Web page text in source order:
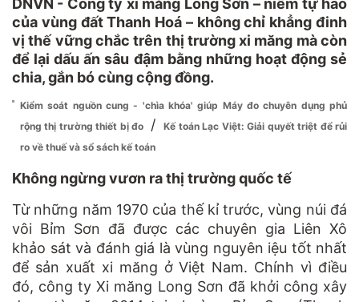
của vùng đất Thanh Hoá – không chỉ khẳng đinh
vị thế vững chắc trên thị trường xi măng mà còn
để lại dấu ấn sâu đậm bằng những hoạt động sẻ
chia, gắn bó cùng cộng đồng.
Kiểm soát nguồn cung - 'chìa khóa' giúp Máy đo chuyên dụng phủ
rộng thị trường thiết bị đo
/
Kế toán Lạc Việt: Giải quyết triệt để rủi
ro về thuế và sổ sách kế toán
Không ngừng vươn ra thị trường quốc tế
Từ những năm 1970 của thế kỉ trước, vùng núi đá
vôi Bỉm Sơn đã được các chuyên gia Liên Xô
khảo sát và đánh giá là vùng nguyên iệu tốt nhất
để sản xuất xi măng ở Việt Nam. Chính vì điều
đó, công ty Xi măng Long Sơn đã khởi công xây